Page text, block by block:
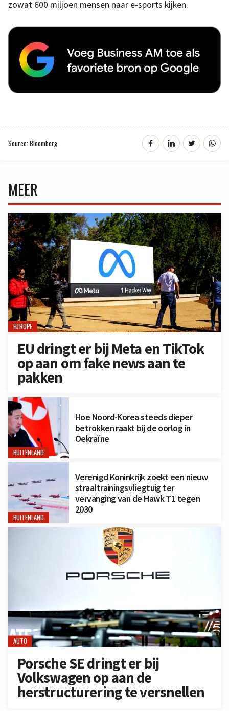
zowat 600 miljoen mensen naar e-sports kijken.
Source: Bloomberg
MEER
EUROPE
EU dringt er bij Meta en TikTok
op aan om fake news aan te
pakken
BUITENLAND
Hoe Noord-Korea steeds dieper
betrokken raakt bij de oorlog in
Oekraïne
BUITENLAND
Verenigd Koninkrijk zoekt een nieuw
straaltrainingsvliegtuig ter
vervanging van de Hawk T1 tegen
2030
AUTO
Porsche SE dringt er bij
Volkswagen op aan de
herstructurering te versnellen